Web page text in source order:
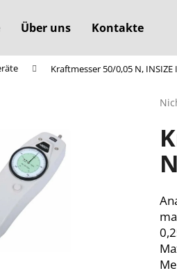
Über uns Kontakte
Kraftmesser 50/0,05 N, INSIZE
Die
ist
0,0
von